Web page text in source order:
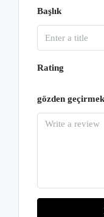
Başlık
Rating
gözden geçirmek